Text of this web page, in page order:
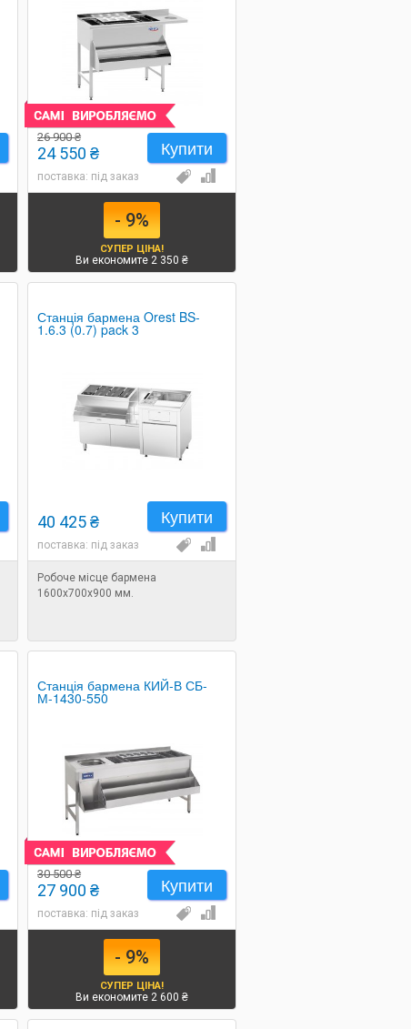
Купити
26 900 ₴
24 550 ₴
поставка: під заказ
- 9%
СУПЕР ЦІНА!
Ви економите 2 350 ₴
Станція бармена Orest BS-
1.6.3 (0.7) pack 3
Купити
40 425 ₴
поставка: під заказ
Робоче місце бармена
1600х700х900 мм.
Станція бармена КИЙ-В СБ-
М-1430-550
Купити
30 500 ₴
27 900 ₴
поставка: під заказ
- 9%
СУПЕР ЦІНА!
Ви економите 2 600 ₴